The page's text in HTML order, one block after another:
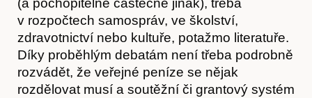
Články
v rozpočtech samospráv, ve školství,
zdravotnictví nebo kultuře, potažmo literatuře.
Díky proběhlým debatám není třeba podrobně
rozvádět, že veřejné peníze se nějak
rozdělovat musí a soutěžní či grantový systém